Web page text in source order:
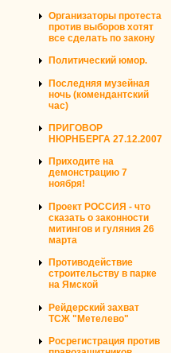
Организаторы протеста
против выборов хотят
все сделать по закону
Политический юмор.
Последняя музейная
ночь (комендантский
час)
ПРИГОВОР
НЮРНБЕРГА 27.12.2007
Приходите на
демонстрацию 7
ноября!
Проект РОССИЯ - что
сказать о законности
митингов и гуляния 26
марта
Противодействие
строительству в парке
на Ямской
Рейдерский захват
ТСЖ "Метелево"
Росрегистрация против